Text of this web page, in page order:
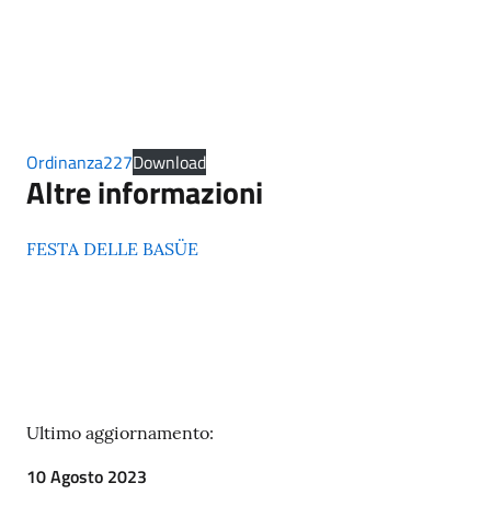
Ordinanza227Download
Altre informazioni
FESTA DELLE BASÜE
Ultimo aggiornamento:
10 Agosto 2023